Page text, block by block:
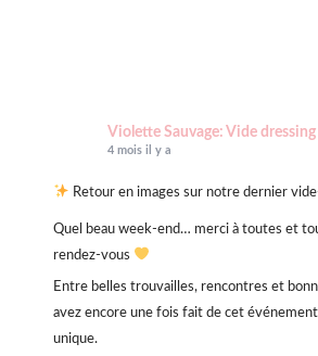
Violette Sauvage: Vide
4 mois il y a
Retour en images sur notre dernier
Quel beau week-end… merci à toutes et
rendez-vous
Entre belles trouvailles, rencontres et
avez encore une fois fait de cet
unique.